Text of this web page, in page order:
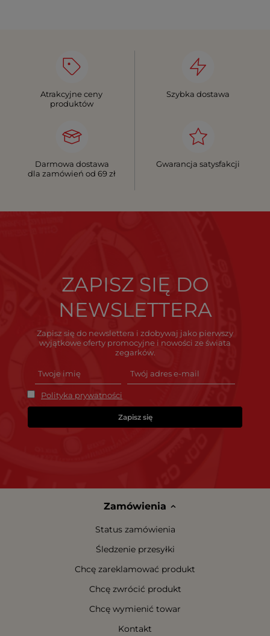
Atrakcyjne ceny
produktów
Szybka dostawa
Darmowa dostawa
dla zamówień od 69 zł
Gwarancja satysfakcji
ZAPISZ SIĘ DO
NEWSLETTERA
Zapisz się do newslettera i zdobywaj jako pierwszy
wyjątkowe oferty promocyjne i nowości ze świata
zegarków.
Polityka prywatności
Zapisz się
Zamówienia
Status zamówienia
Śledzenie przesyłki
Chcę zareklamować produkt
Chcę zwrócić produkt
Chcę wymienić towar
Kontakt